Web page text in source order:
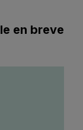
en breve